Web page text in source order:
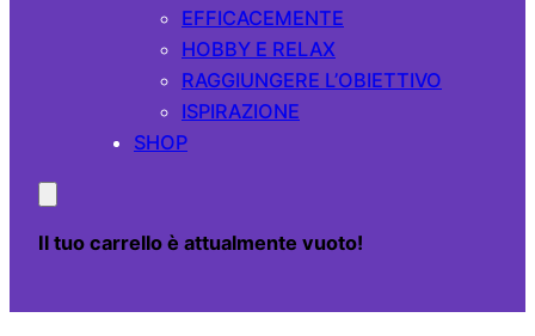
EFFICACEMENTE
HOBBY E RELAX
RAGGIUNGERE L’OBIETTIVO
ISPIRAZIONE
SHOP
Il tuo carrello è attualmente vuoto!